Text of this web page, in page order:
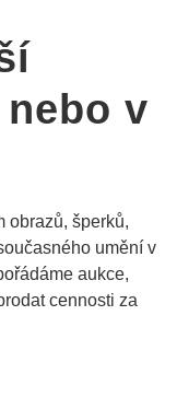
v
obrazů, šperků,
umění v
aukce,
cennosti za